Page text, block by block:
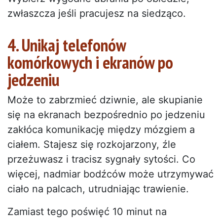
zwłaszcza jeśli pracujesz na siedząco.
4. Unikaj telefonów
komórkowych i ekranów po
jedzeniu
Może to zabrzmieć dziwnie, ale skupianie
się na ekranach bezpośrednio po jedzeniu
zakłóca komunikację między mózgiem a
ciałem. Stajesz się rozkojarzony, źle
przeżuwasz i tracisz sygnały sytości. Co
więcej, nadmiar bodźców może utrzymywać
ciało na palcach, utrudniając trawienie.
Zamiast tego poświęć 10 minut na